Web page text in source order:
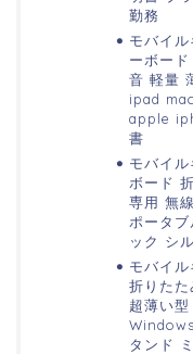
勤務
モバイ
ーボー
音 軽量
ipad
apple
書
モバイ
ボード
専用 無
ポータ
ック シ
モバイ
折りた
超薄い
タンド